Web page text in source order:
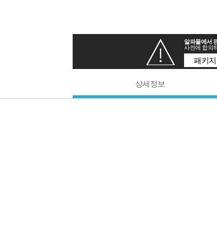
알파몰에서
사전에 합의
패키
상세정보